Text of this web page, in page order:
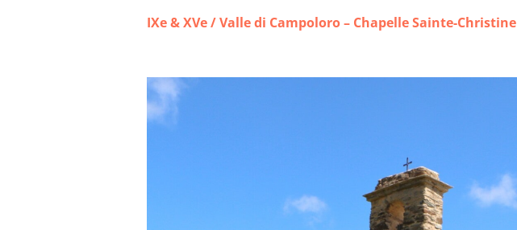
IXe & XVe /Valle di Campoloro– Chapelle Sainte-Christine